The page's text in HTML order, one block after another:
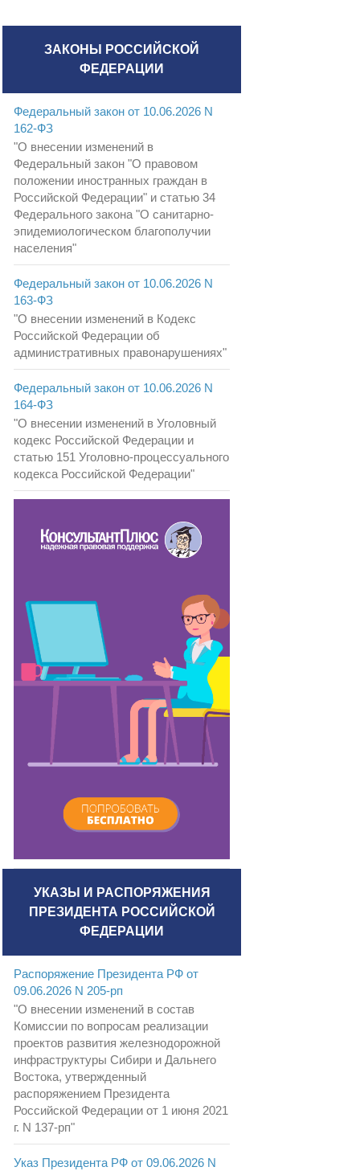
ЗАКОНЫ РОССИЙСКОЙ
ФЕДЕРАЦИИ
Федеральный закон от 10.06.2026 N
162-ФЗ
"О внесении изменений в
Федеральный закон "О правовом
положении иностранных граждан в
Российской Федерации" и статью 34
Федерального закона "О санитарно-
эпидемиологическом благополучии
населения"
Федеральный закон от 10.06.2026 N
163-ФЗ
"О внесении изменений в Кодекс
Российской Федерации об
административных правонарушениях"
Федеральный закон от 10.06.2026 N
164-ФЗ
"О внесении изменений в Уголовный
кодекс Российской Федерации и
статью 151 Уголовно-процессуального
кодекса Российской Федерации"
УКАЗЫ И РАСПОРЯЖЕНИЯ
ПРЕЗИДЕНТА РОССИЙСКОЙ
ФЕДЕРАЦИИ
Распоряжение Президента РФ от
09.06.2026 N 205-рп
"О внесении изменений в состав
Комиссии по вопросам реализации
проектов развития железнодорожной
инфраструктуры Сибири и Дальнего
Востока, утвержденный
распоряжением Президента
Российской Федерации от 1 июня 2021
г. N 137-рп"
Указ Президента РФ от 09.06.2026 N